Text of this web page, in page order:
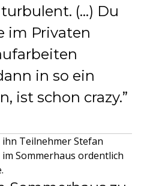
(...) Du
im Privaten
in so ein
ist schon crazy.
Teilnehmer Stefan
Sommerhaus ordentlich